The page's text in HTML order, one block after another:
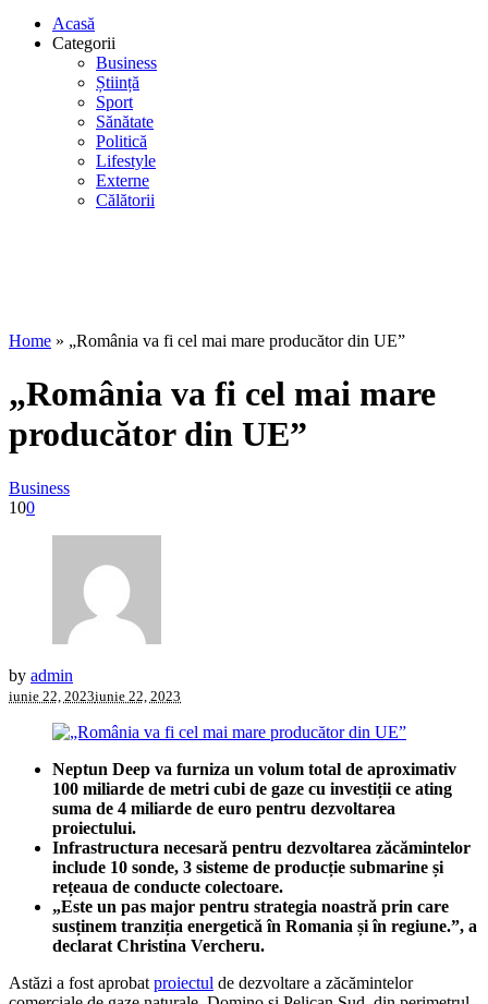
Acasă
Categorii
Business
Știință
Sport
Sănătate
Politică
Lifestyle
Externe
Călătorii
Home » „România va fi cel mai mare producător din UE”
„România va fi cel mai mare
producător din UE”
Business
100
by admin
iunie 22, 2023iunie 22, 2023
Neptun Deep va furniza un volum total de aproximativ
100 miliarde de metri cubi de gaze cu investiții ce ating
suma de 4 miliarde de euro pentru dezvoltarea
proiectului.
Infrastructura necesară pentru dezvoltarea zăcămintelor
include 10 sonde, 3 sisteme de producție submarine și
rețeaua de conducte colectoare.
„Este un pas major pentru strategia noastră prin care
susținem tranziția energetică în Romania și în regiune.”, a
declarat Christina Vercheru.
Astăzi a fost aprobat proiectul de dezvoltare a zăcămintelor